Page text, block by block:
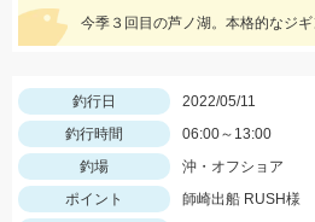
釣行日
2022/05/11
釣行時間
06:00～13:00
釣場
沖・オフショア
ポイント
師崎出船 RUSH様